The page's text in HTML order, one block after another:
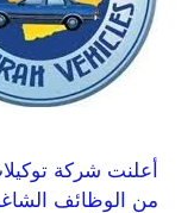
أعلنت شركة
من الوظائف